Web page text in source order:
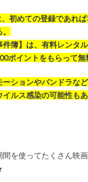
、初めての登録であれ
件簿】は、有料レンタ
ポイントをもらって無
ーションやパンドラな
イルス感染の可能性も
間を使ってたくさん映